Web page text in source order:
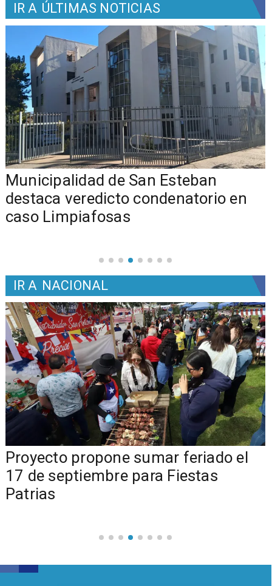
IR A ÚLTIMAS NOTICIAS
Municipalidad de San Esteban
destaca veredicto condenatorio en
caso Limpiafosas
IR A NACIONAL
Proyecto propone sumar feriado el
17 de septiembre para Fiestas
Patrias